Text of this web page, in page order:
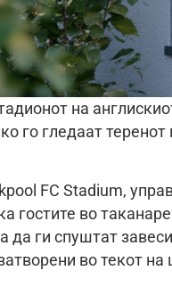
на
го гледаат
FC Stadium,
гостите во
да ги спуштат
во текот на